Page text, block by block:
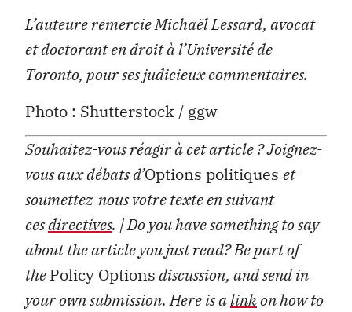
L’auteure remercie Michaël Lessard, avocat
et doctorant en droit à l’Université de
Toronto, pour ses judicieux commentaires.
Photo : Shutterstock / ggw
Souhaitez-vous réagir à cet article ?Joignez-
vous aux débats d’Options politiques et
soumettez-nous votre texte en suivant
cesdirectives. | Do you have something to say
about the article you just read? Be part of
thePolicy Optionsdiscussion, and send in
your own submission. Here is alinkon how to